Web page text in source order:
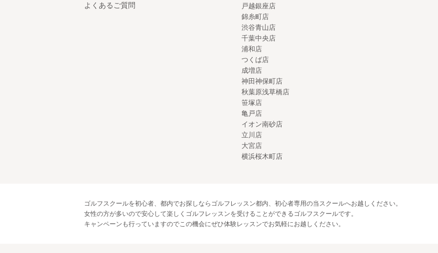
よくあるご質問
戸越銀座店
錦糸町店
渋谷青山店
千葉中央店
浦和店
つくば店
成増店
神田神保町店
秋葉原浅草橋店
笹塚店
亀戸店
イオン南砂店
立川店
大宮店
横浜桜木町店
ゴルフスクールを初心者、都内でお探しならゴルフレッスン都内、初心者専用の当スクールへお越しください。
女性の方が多いので安心して楽しくゴルフレッスンを受けることができるゴルフスクールです。
キャンペーンも行っていますのでこの機会にぜひ体験レッスンでお気軽にお越しください。